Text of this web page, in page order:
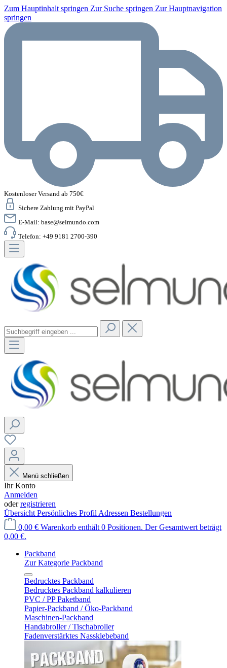
Zum Hauptinhalt springen Zur Suche springen Zur Hauptnavigation
springen
Kostenloser Versand ab 750€
Sichere Zahlung mit PayPal
E-Mail: base@selmundo.com
Telefon: +49 9181 2700-390
Menü schließen
Ihr Konto
Anmelden
oderregistrieren
Übersicht Persönliches Profil Adressen Bestellungen
0,00 € Warenkorb enthält 0 Positionen. Der Gesamtwert beträgt
0,00 €.
Packband
Zur Kategorie Packband
Bedrucktes Packband
Bedrucktes Packband kalkulieren
PVC / PP Paketband
Papier-Packband / Öko-Packband
Maschinen-Packband
Handabroller / Tischabroller
Fadenverstärktes Nassklebeband